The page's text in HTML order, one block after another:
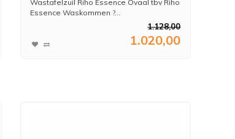
Wastafelzuil Riho Essence Ovaal tbv Riho
Essence Waskommen ?...
1.128,00
1.020,00